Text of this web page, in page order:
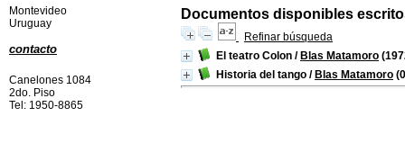
Documentos disponibles
Refinar búsqueda
El teatro Colon / Blas Matamoro
Historia del tango / Blas Matamoro
Montevideo
Uruguay
contacto
Canelones 1084
2do. Piso
Tel: 1950-8865